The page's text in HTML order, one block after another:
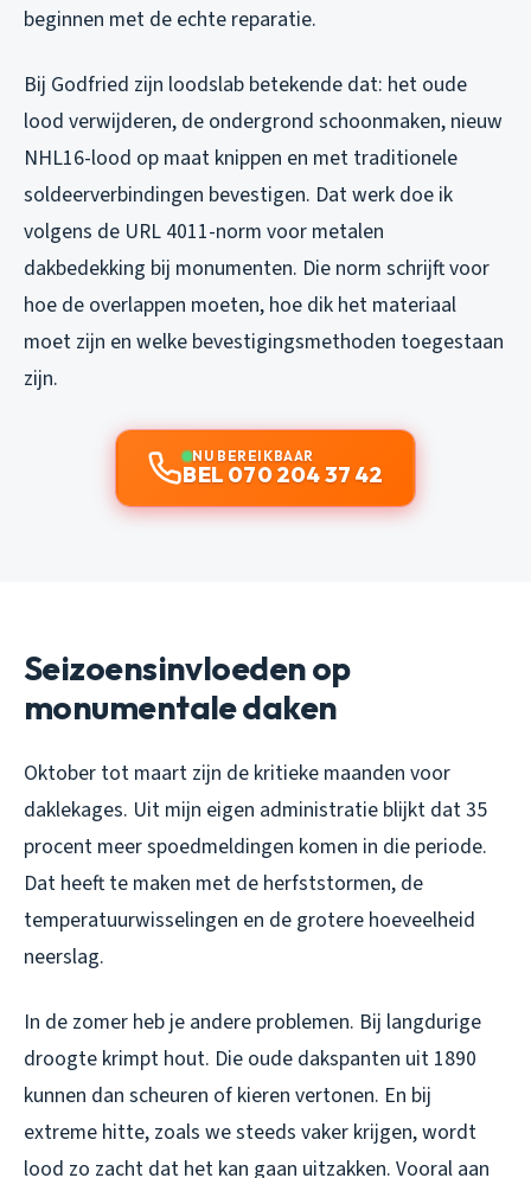
beginnen met de echte reparatie.
Bij Godfried zijn loodslab betekende dat: het oude
lood verwijderen, de ondergrond schoonmaken, nieuw
NHL16-lood op maat knippen en met traditionele
soldeerverbindingen bevestigen. Dat werk doe ik
volgens de URL 4011-norm voor metalen
dakbedekking bij monumenten. Die norm schrijft voor
hoe de overlappen moeten, hoe dik het materiaal
moet zijn en welke bevestigingsmethoden toegestaan
zijn.
NU BEREIKBAAR
BEL 070 204 37 42
Seizoensinvloeden op
monumentale daken
Oktober tot maart zijn de kritieke maanden voor
daklekages. Uit mijn eigen administratie blijkt dat 35
procent meer spoedmeldingen komen in die periode.
Dat heeft te maken met de herfststormen, de
temperatuurwisselingen en de grotere hoeveelheid
neerslag.
In de zomer heb je andere problemen. Bij langdurige
droogte krimpt hout. Die oude dakspanten uit 1890
kunnen dan scheuren of kieren vertonen. En bij
extreme hitte, zoals we steeds vaker krijgen, wordt
lood zo zacht dat het kan gaan uitzakken. Vooral aan